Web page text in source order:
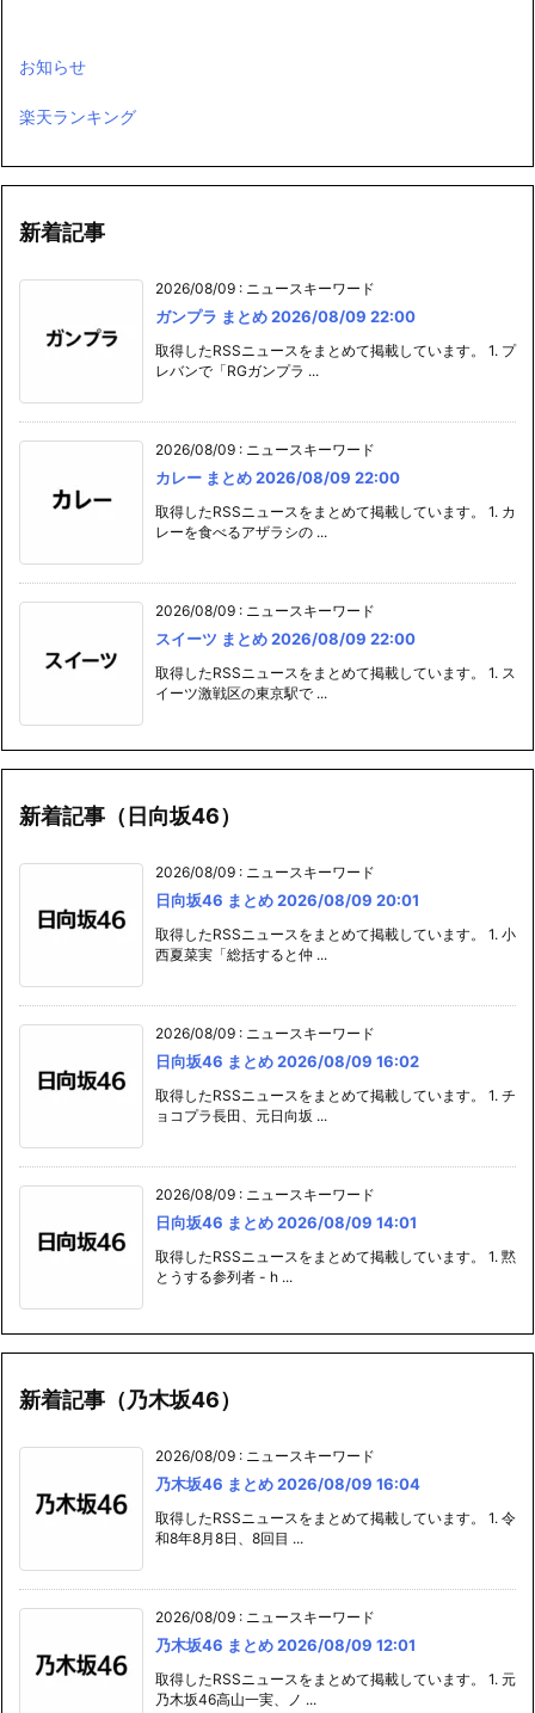
お知らせ
楽天ランキング
新着記事
2026/08/09 : ニュースキーワード
ガンプラ まとめ 2026/08/09 22:00
取得したRSSニュースをまとめて掲載しています。 1. プ
レバンで「RGガンプラ ...
2026/08/09 : ニュースキーワード
カレー まとめ 2026/08/09 22:00
取得したRSSニュースをまとめて掲載しています。 1. カ
レーを食べるアザラシの ...
2026/08/09 : ニュースキーワード
スイーツ まとめ 2026/08/09 22:00
取得したRSSニュースをまとめて掲載しています。 1. ス
イーツ激戦区の東京駅で ...
新着記事（日向坂46）
2026/08/09 : ニュースキーワード
日向坂46 まとめ 2026/08/09 20:01
取得したRSSニュースをまとめて掲載しています。 1. 小
西夏菜実「総括すると仲 ...
2026/08/09 : ニュースキーワード
日向坂46 まとめ 2026/08/09 16:02
取得したRSSニュースをまとめて掲載しています。 1. チ
ョコプラ長田、元日向坂 ...
2026/08/09 : ニュースキーワード
日向坂46 まとめ 2026/08/09 14:01
取得したRSSニュースをまとめて掲載しています。 1. 黙
とうする参列者 - h ...
新着記事（乃木坂46）
2026/08/09 : ニュースキーワード
乃木坂46 まとめ 2026/08/09 16:04
取得したRSSニュースをまとめて掲載しています。 1. 令
和8年8月8日、8回目 ...
2026/08/09 : ニュースキーワード
乃木坂46 まとめ 2026/08/09 12:01
取得したRSSニュースをまとめて掲載しています。 1. 元
乃木坂46高山一実、ノ ...